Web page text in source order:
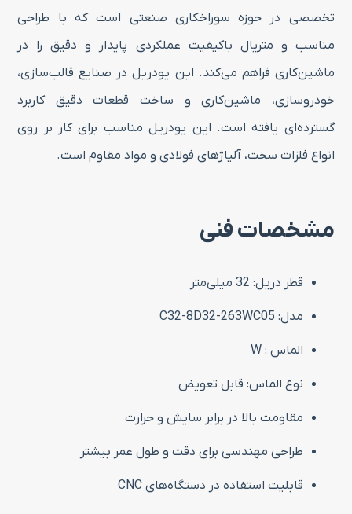
تخصصی در حوزه سوراخکاری صنعتی است که با طراحی
مناسب و متریال باکیفیت عملکردی پایدار و دقیق را در
ماشین‌کاری فراهم می‌کند. این یودریل در صنایع قالب‌سازی،
خودروسازی، ماشین‌کاری و ساخت قطعات دقیق کاربرد
گسترده‌ای یافته است. این یودریل مناسب برای کار بر روی
انواع فلزات سخت، آلیاژهای فولادی و مواد مقاوم است.
مشخصات فنی
قطر دریل: 32 میلی‌متر
مدل: C32-8D32-263WC05
الماس : W
نوع الماس: قابل تعویض
مقاومت بالا در برابر سایش و حرارت
طراحی مهندسی برای دقت و طول عمر بیشتر
قابلیت استفاده در دستگاه‌های CNC